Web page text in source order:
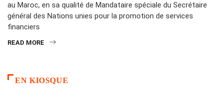
au Maroc, en sa qualité de Mandataire spéciale du Secrétaire
général des Nations unies pour la promotion de services
financiers
READ MORE
EN KIOSQUE